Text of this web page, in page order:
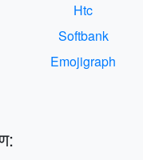
Htc
Softbank
Emojigraph